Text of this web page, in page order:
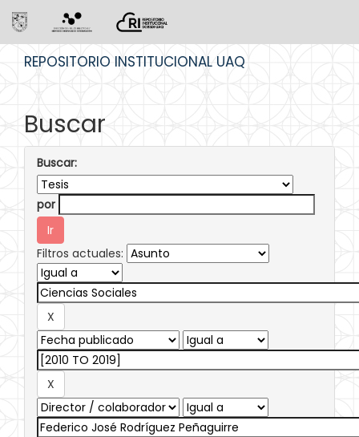
REPOSITORIO INSTITUCIONAL UAQ
Buscar
Buscar:
por
Filtros actuales: